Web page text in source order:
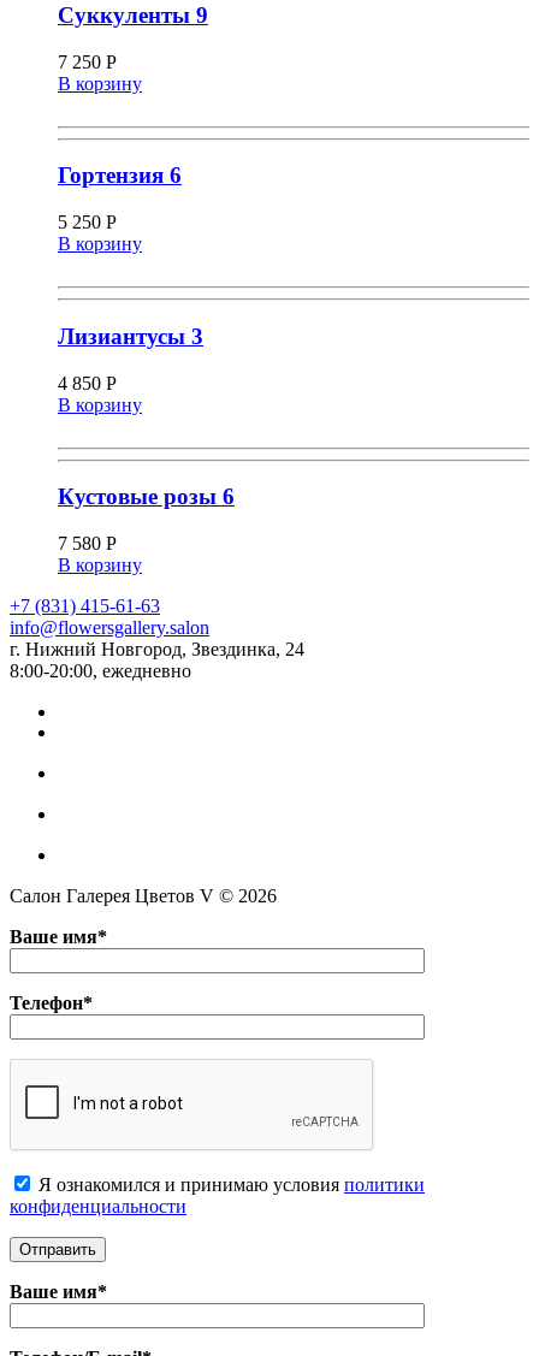
Суккуленты 9
7 250 Р
В корзину
Гортензия 6
5 250 Р
В корзину
Лизиантусы 3
4 850 Р
В корзину
Кустовые розы 6
7 580 Р
В корзину
+7 (831) 415-61-63
info@flowersgallery.salon
г. Нижний Новгород, Звездинка, 24
8:00-20:00, ежедневно
Салон Галерея Цветов V © 2026
Ваше имя*
Телефон*
Я ознакомился и принимаю условия политики
конфиденциальноcти
Ваше имя*